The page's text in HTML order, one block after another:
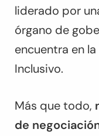
liderado por
órgano de
encuentra en
Inclusivo.
Más que todo,
de